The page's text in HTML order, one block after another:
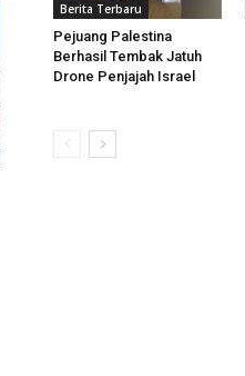
Berita Terbaru
Pejuang Palestina
Berhasil Tembak Jatuh
Drone Penjajah Israel